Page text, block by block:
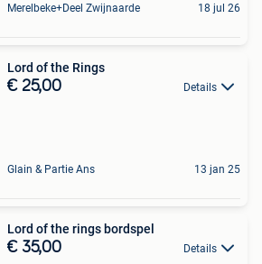
Merelbeke+Deel Zwijnaarde 18 jul 26
Lord of the Rings
€ 25,00 Details
Glain & Partie Ans 13 jan 25
Lord of the rings bordspel
€ 35,00 Details